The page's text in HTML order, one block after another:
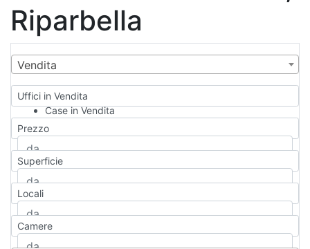
Riparbella
Vendita
Uffici in Vendita
Case in Vendita
Qualsiasi
Appartamento
Casa indipendente
Casa Semi-indipendente
Attico/Mansarda
Rustico/Casale
Prezzo
Superficie
Locali
Camere